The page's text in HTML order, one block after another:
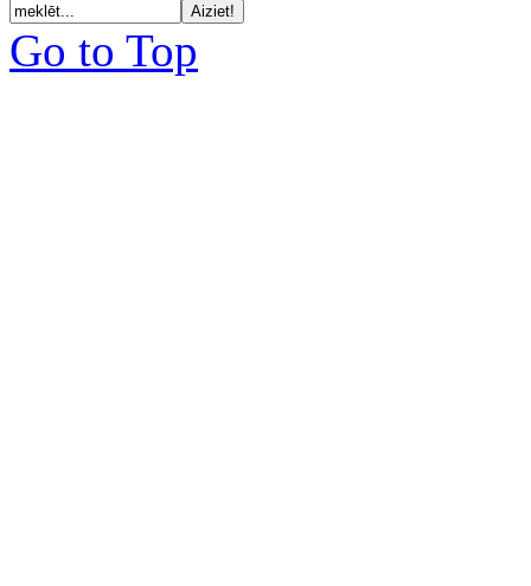
Go to Top